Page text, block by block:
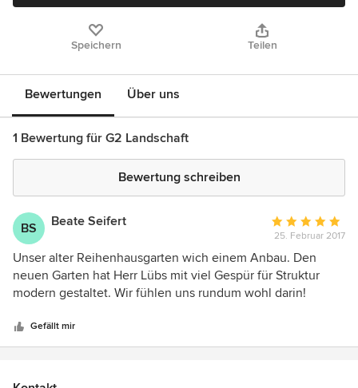
Speichern Teilen
Bewertungen Über uns
1 Bewertung für G2 Landschaft
Bewertung schreiben
BS Beate Seifert
Bewertung:
5
von
5
25. Februar 2017
Unser alter Reihenhausgarten wich einem Anbau. Den
neuen Garten hat Herr Lübs mit viel Gespür für Struktur
modern gestaltet. Wir fühlen uns rundum wohl darin!
Gefällt mir